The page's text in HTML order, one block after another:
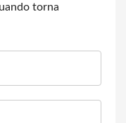
torna